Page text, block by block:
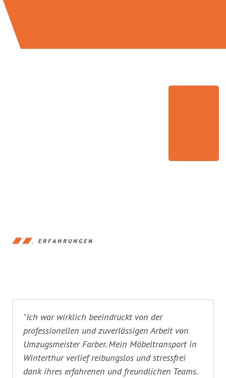
ERFAHRUNGEN
"Ich war wirklich beeindruckt von der
professionellen und zuverlässigen Arbeit von
Umzugsmeister Farber. Mein Möbeltransport in
Winterthur verlief reibungslos und stressfrei
dank ihres erfahrenen und freundlichen Teams.